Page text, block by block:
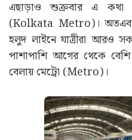
বিমানবন্দর যাত্রীদের
বাড়ানো হল মেট্রো
জানা যায়, ৩ নভেম্বর
এছাড়াও শুক্রবার এ কথা
(Kolkata Metro)। অতএব